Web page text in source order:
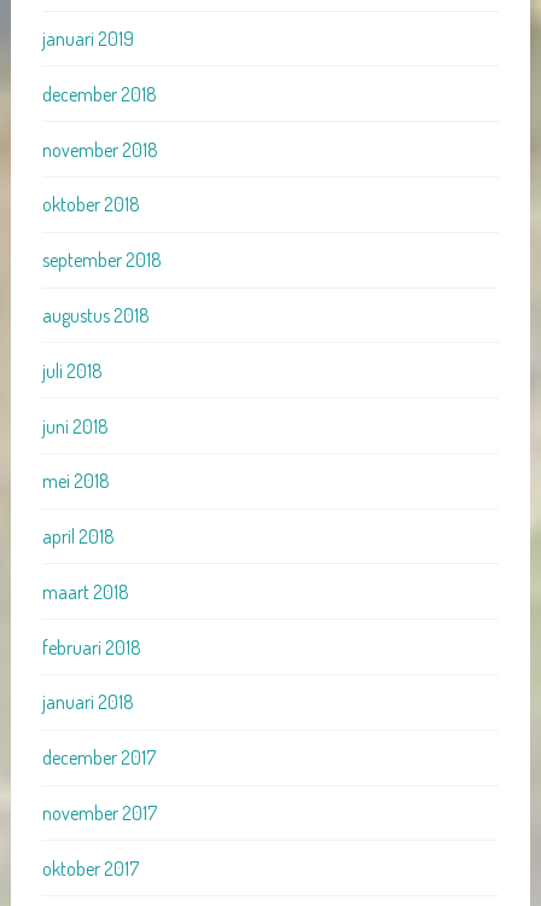
januari 2019
december 2018
november 2018
oktober 2018
september 2018
augustus 2018
juli 2018
juni 2018
mei 2018
april 2018
maart 2018
februari 2018
januari 2018
december 2017
november 2017
oktober 2017